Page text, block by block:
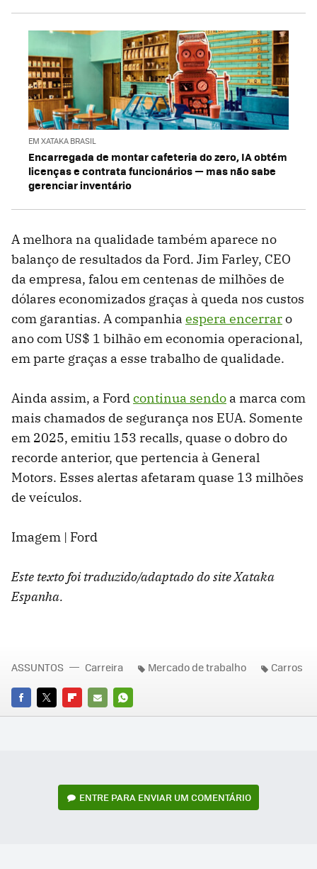
EM XATAKA BRASIL
Encarregada de montar cafeteria do zero, IA obtém
licenças e contrata funcionários — mas não sabe
gerenciar inventário
A melhora na qualidade também aparece no
balanço de resultados da Ford. Jim Farley, CEO
da empresa, falou em centenas de milhões de
dólares economizados graças à queda nos custos
com garantias. A companhia espera encerraro
ano com US$ 1 bilhão em economia operacional,
em parte graças a esse trabalho de qualidade.
Ainda assim, a Fordcontinua sendo a marca com
mais chamados de segurança nos EUA. Somente
em 2025, emitiu 153 recalls, quase o dobro do
recorde anterior, que pertencia à General
Motors. Esses alertas afetaram quase 13 milhões
de veículos.
Imagem | Ford
Este texto foi traduzido/adaptado do site Xataka
Espanha.
FACEBOOK
TWITTERFLIPBOARD
E-
WHATSAPP
ASSUNTOS Carreira Mercado de trabalho Carros
ENTRE PARA ENVIAR UM COMENTÁRIO